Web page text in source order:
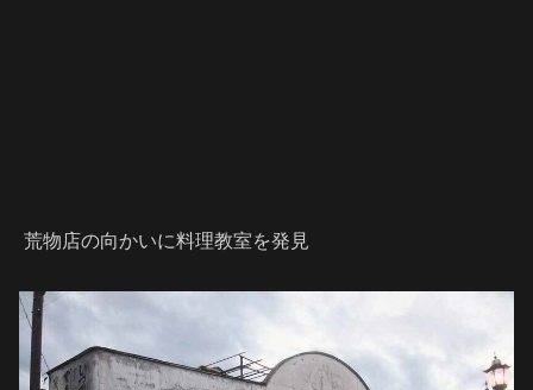
荒物店の向かいに料理教室を発見